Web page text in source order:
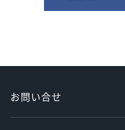
お問い合せ